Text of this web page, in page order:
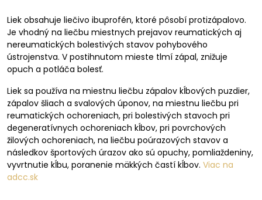
Liek obsahuje liečivo ibuprofén, ktoré pôsobí protizápalovo.
Je vhodný na liečbu miestnych prejavov reumatických aj
nereumatických bolestivých stavov pohybového
ústrojenstva. V postihnutom mieste tlmí zápal, znižuje
opuch a potláča bolesť.
Liek sa používa na miestnu liečbu zápalov kĺbových puzdier,
zápalov šliach a svalových úponov, na miestnu liečbu pri
reumatických ochoreniach, pri bolestivých stavoch pri
degeneratívnych ochoreniach kĺbov, pri povrchových
žilových ochoreniach, na liečbu poúrazových stavov a
následkov športových úrazov ako sú opuchy, pomliaždeniny,
vyvrtnutie kĺbu, poranenie mäkkých častí kĺbov. Viac na
adcc.sk